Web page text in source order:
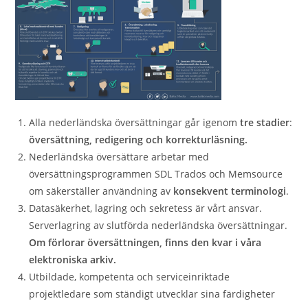
Alla nederländska översättningar går igenomtre stadier:
översättning, redigering och korrekturläsning.
Nederländska översättare arbetar med
översättningsprogrammen SDL Trados och Memsource
om säkerställer användning av konsekvent terminologi.
Datasäkerhet, lagring och sekretess är vårt ansvar.
Serverlagring av slutförda nederländska översättningar.
Om förlorar översättningen, finns den kvar i våra
elektroniska arkiv.
Utbildade, kompetenta och serviceinriktade
projektledare som ständigt utvecklar sina färdigheter